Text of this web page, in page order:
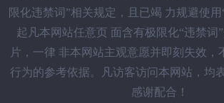
限化违禁词”相关规定，且已竭 力规避使用
起凡本网站任意页 面含有极限化“违禁词
片，一律 非本网站主观意愿并即刻失效，
行为的参考依据。凡访客访问本网站，均
感谢配合！